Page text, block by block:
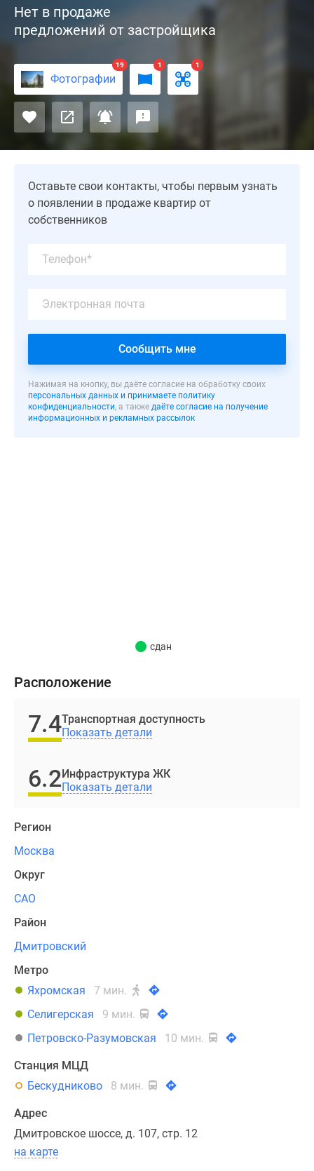
(Город
Дэйли)
современный
проект
бизнес-
класса
у
Ангарских
Комфортабельный
комплекс
находится
Дмитровского
минутах
МКАД.
на
можно
доехать
Красной
площади,
минут
автомобиле
займет
до
международного
аэропорта
«Город
Daily»
это
монолитное
здание
средней
этажности,
состоящее
из
трех
Нет в продаже
предложений от застройщика
Фотографии
19 1 1
Оставьте свои контакты, чтобы первым узнать
о появлении в продаже квартир от
собственников
Сообщить мне
Нажимая на кнопку, вы даёте согласие на обработку своих
персональных данных и принимаете политику
конфиденциальности, а также даёте согласие на получение
информационных и рекламных рассылок
сдан
Расположение
7.4Транспортная доступность
Показать детали
6.2Инфраструктура ЖК
Показать детали
Регион
Москва
Округ
САО
Район
Дмитровский
Метро
Яхромская
7 мин.
Селигерская
9 мин.
Петровско-Разумовская
10 мин.
Станция МЦД
Бескудниково
8 мин.
Адрес
Дмитровское шоссе, д. 107, стр. 12
на карте